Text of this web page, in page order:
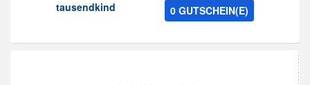
tausendkind 0 GUTSCHEIN(E)